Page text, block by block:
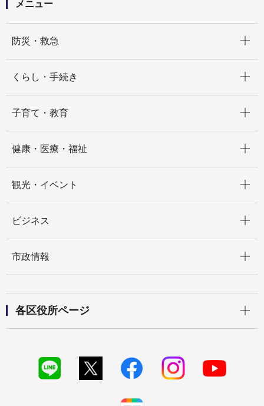
メニュー
防災・救急
くらし・手続き
子育て・教育
健康・医療・福祉
観光・イベント
ビジネス
市政情報
各区役所ページ